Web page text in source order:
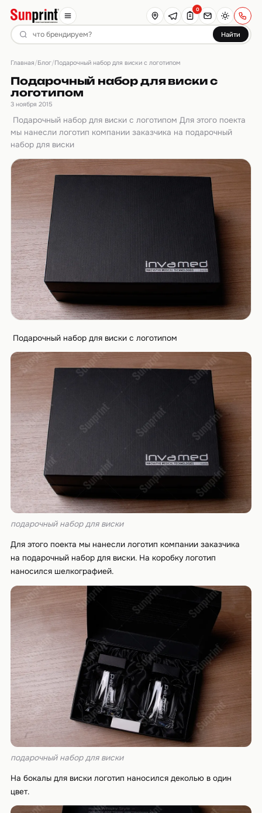
Найти
0
Главная/Блог/Подарочный набор для виски с логотипом
Подарочный набор для виски с
логотипом
3 ноября 2015
Подарочный набор для виски с логотипом Для этого поекта
мы нанесли логотип компании заказчика на подарочный
набор для виски
Подарочный набор для виски с логотипом
подарочный набор для виски
Для этого поекта мы нанесли логотип компании заказчика
на подарочный набор для виски. На коробку логотип
наносился шелкографией.
подарочный набор для виски
На бокалы для виски логотип наносился деколью в один
цвет.